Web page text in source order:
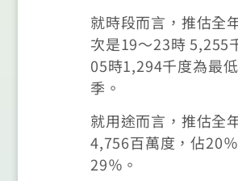
就時段而言，推估全
次是19～23時 5,255
05時1,294千度為最
季。
就用途而言，推估全
4,756百萬度，佔20
29％。